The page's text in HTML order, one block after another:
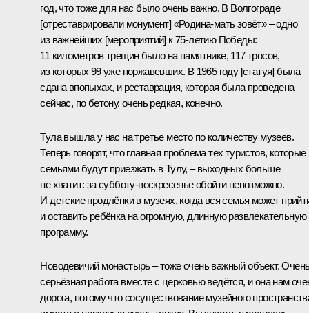
год, что тоже для нас было очень важно. В Волгограде
[отреставрировали монумент] «Родина-мать зовёт» – одно
из важнейших [мероприятий] к 75-летию Победы:
11 километров трещин было на памятнике, 117 тросов,
из которых 99 уже поржавевших. В 1965 году [статуя] была
сдана впопыхах, и реставрация, которая была проведена
сейчас, по бетону, очень редкая, конечно.
Тула вышла у нас на третье место по количеству музеев.
Теперь говорят, что главная проблема тех туристов, которые
семьями будут приезжать в Тулу, – выходных больше
не хватит: за субботу-воскресенье обойти невозможно.
И детские продлёнки в музеях, когда вся семья может
и оставить ребёнка на огромную, длинную развлекательную
программу.
Новодевичий монастырь – тоже очень важный объект.
серьёзная работа вместе с церковью ведётся, и она нам
дорога, потому что сосуществование музейного